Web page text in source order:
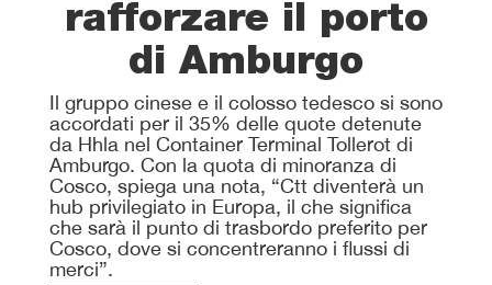
rafforzare il porto
di Amburgo
Il gruppo cinese e il colosso tedesco si sono
accordati per il 35% delle quote detenute
da Hhla nel Container Terminal Tollerot di
Amburgo. Con la quota di minoranza di
Cosco, spiega una nota, “Ctt diventerà un
hub privilegiato in Europa, il che significa
che sarà il punto di trasbordo preferito per
Cosco, dove si concentreranno i flussi di
merci”.